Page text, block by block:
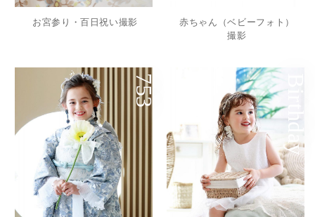
お宮参り・百日祝い撮影
赤ちゃん（ベビーフォト）
撮影
753 Birthday